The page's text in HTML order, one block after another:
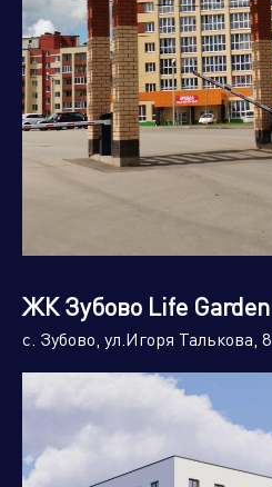
ЖК Зубово Life Garden
с. Зубово, ул.Игоря Талькова, 8